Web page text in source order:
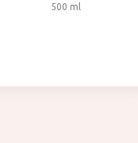
500 ml